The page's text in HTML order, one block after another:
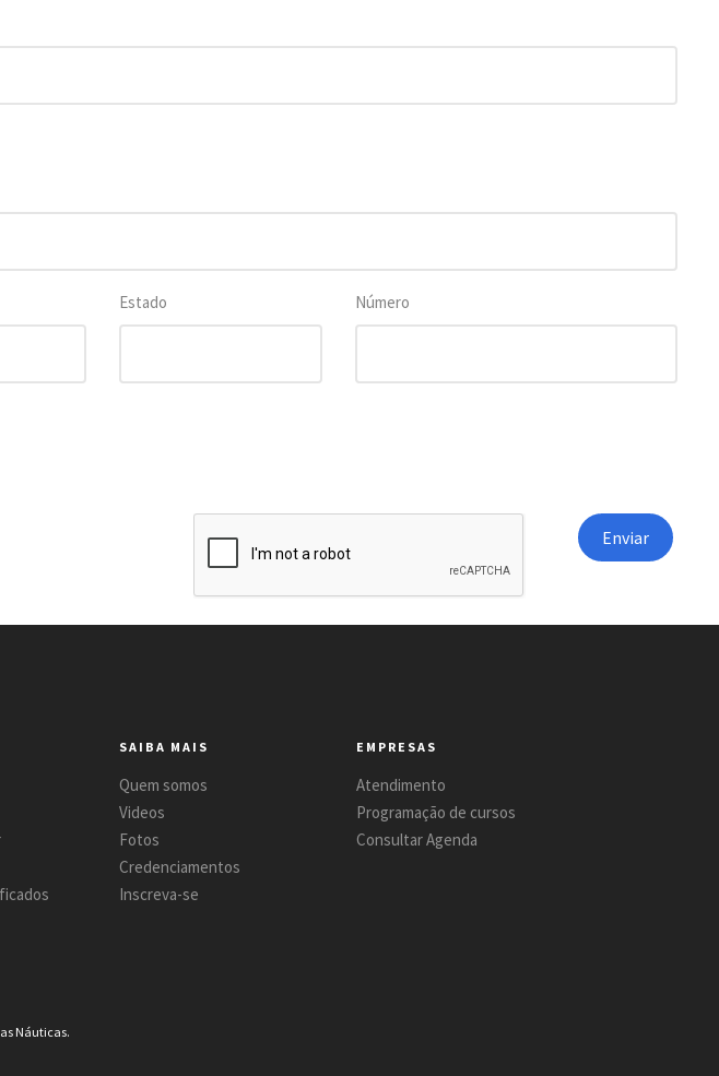
Estado Número
SAIBA MAIS
Quem somos
Videos
Fotos
Credenciamentos
Inscreva-se
EMPRESAS
Atendimento
Programação de cursos
Consultar Agenda
Náuticas.